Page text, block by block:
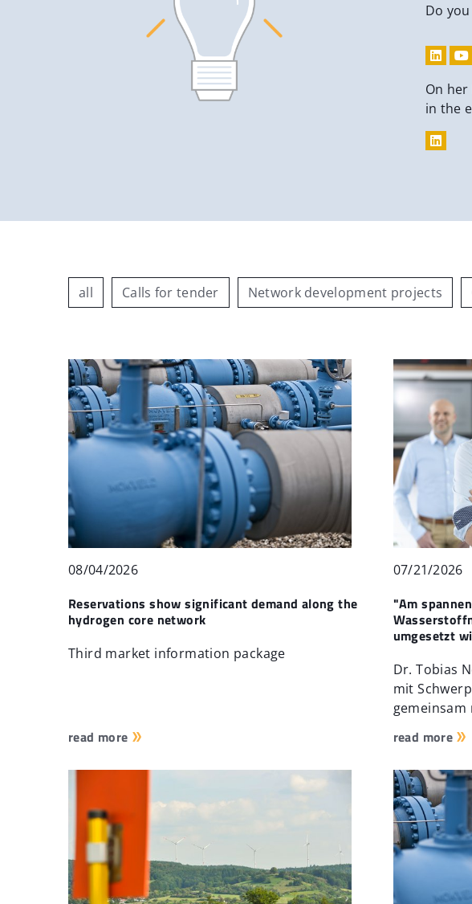
Do
On
in the
all Calls for tender Network development projects
08/04/2026
Reservations show significant demand along the
hydrogen core network
Third market information package
read more
07/21/2026
"Am
umgesetzt
Dr. Tobias
mit
read more